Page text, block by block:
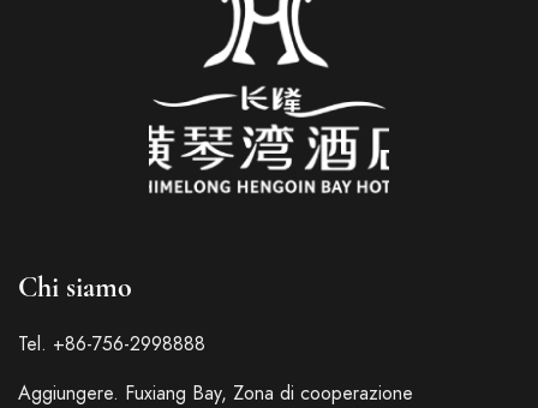
Chi siamo
Tel. +86-756-2998888
Aggiungere. Fuxiang Bay, Zona di cooperazione